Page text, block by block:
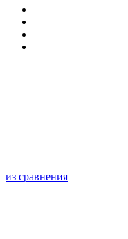
из сравнения